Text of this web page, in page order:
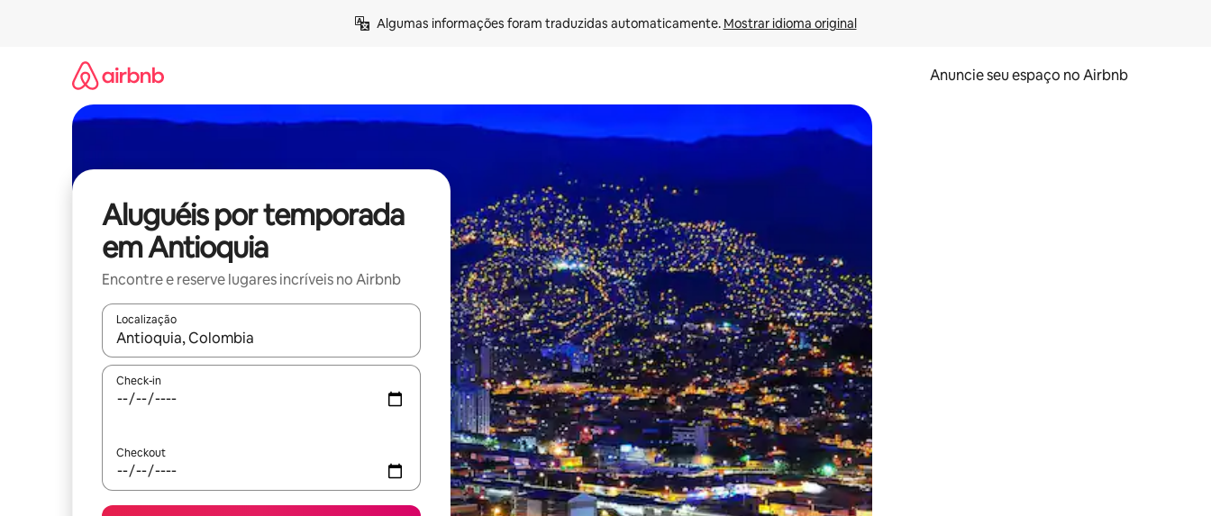
Algumas informações foram traduzidas automaticamente. Mostrar idioma original
Anuncie seu espaço no Airbnb
Aluguéis por temporada
em Antioquia
Encontre e reserve lugares incríveis no Airbnb
Localização
Quando os resultados estiverem disponíveis, explore-os usando as seta para cima e para baixo do teclado ou tocando e deslizando o dedo na tela.
Check-in
Checkout